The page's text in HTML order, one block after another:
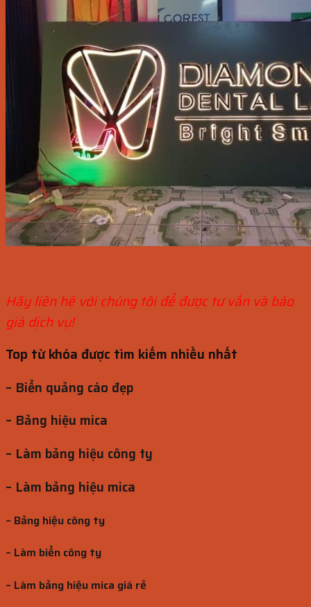
Hãy liên hệ với chúng tôi để được tư vấn và báo
giá dịch vụ!
Top từ khóa được tìm kiếm nhiều nhất
– Biển quảng cáo đẹp
– Bảng hiệu mica
– Làm bảng hiệu công ty
– Làm bảng hiệu mica
– Bảng hiệu công ty
– Làm biển công ty
– Làm bảng hiệu mica giá rẻ